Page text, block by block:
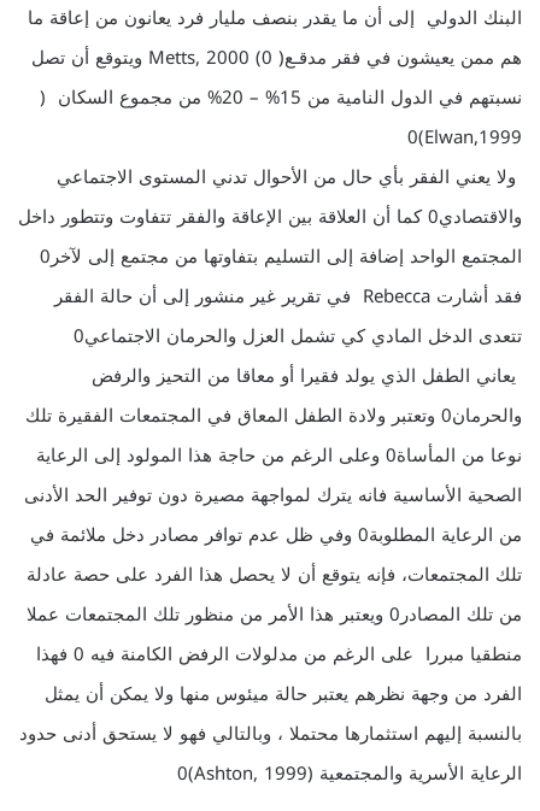
البنك الدولي إلى أن ما يقدر بنصف مليار فرد يعانون من إعاقة ما
هم ممن يعيشون في فقر مدقـع( Metts, 2000 (0 ويتوقع أن تصل
نسبتهم في الدول النامية من 15% – 20% من مجموع السكان (
Elwan,1999)0
ولا يعني الفقر بأي حال من الأحوال تدني المستوى الاجتماعي
والاقتصادي0 كما أن العلاقة بين الإعاقة والفقر تتفاوت وتتطور داخل
المجتمع الواحد إضافة إلى التسليم بتفاوتها من مجتمع إلى لآخر0
فقد أشارت Rebecca في تقرير غير منشور إلى أن حالة الفقر
تتعدى الدخل المادي كي تشمل العزل والحرمان الاجتماعي0
يعاني الطفل الذي يولد فقيرا أو معاقا من التحيز والرفض
والحرمان0 وتعتبر ولادة الطفل المعاق في المجتمعات الفقيرة تلك
نوعا من المأساة0 وعلى الرغم من حاجة هذا المولود إلى الرعاية
الصحية الأساسية فانه يترك لمواجهة مصيرة دون توفير الحد الأدنى
من الرعاية المطلوبة0 وفي ظل عدم توافر مصادر دخل ملائمة في
تلك المجتمعات، فإنه يتوقع أن لا يحصل هذا الفرد على حصة عادلة
من تلك المصادر0 ويعتبر هذا الأمر من منظور تلك المجتمعات عملا
منطقيا مبررا على الرغم من مدلولات الرفض الكامنة فيه 0 فهذا
الفرد من وجهة نظرهم يعتبر حالة ميئوس منها ولا يمكن أن يمثل
بالنسبة إليهم استثمارها محتملا ، وبالتالي فهو لا يستحق أدنى حدود
الرعاية الأسرية والمجتمعية (Ashton, 1999)0